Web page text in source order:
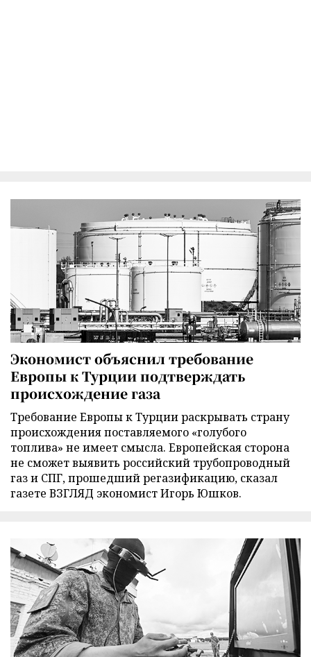
Экономист объяснил требование
Европы к Турции подтверждать
происхождение газа
Требование Европы к Турции раскрывать страну
происхождения поставляемого «голубого
топлива» не имеет смысла. Европейская сторона
не сможет выявить российский трубопроводный
газ и СПГ, прошедший регазификацию, сказал
газете ВЗГЛЯД экономист Игорь Юшков.